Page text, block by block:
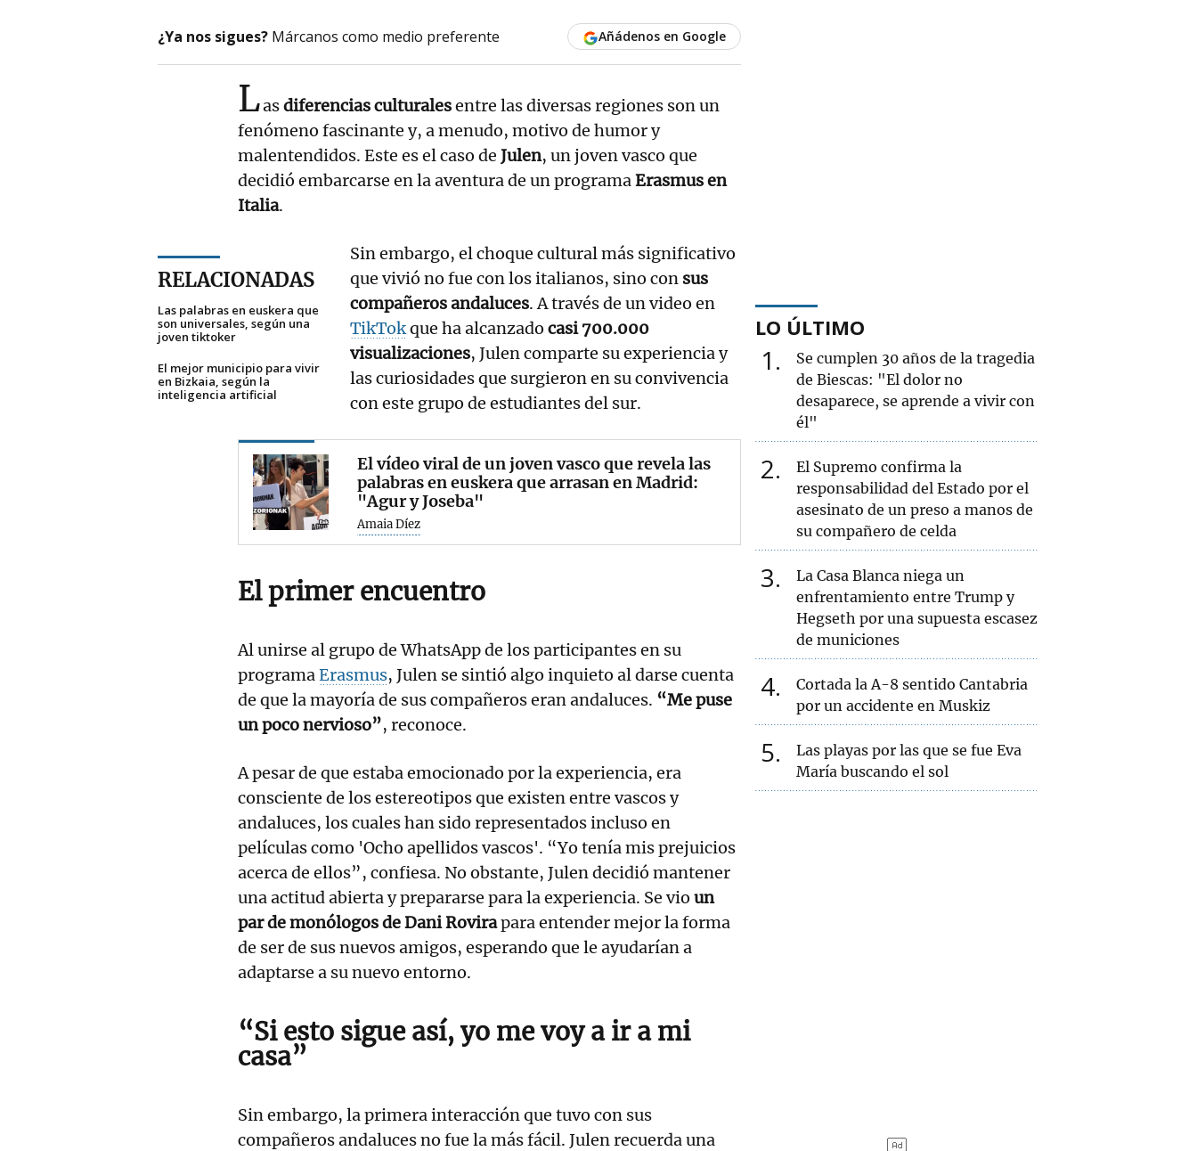
¿Ya nos sigues? Márcanos como medio preferente Añádenos en Google
Lasdiferencias culturalesentre las diversas regiones son un
fenómeno fascinante y, a menudo, motivo de humor y
malentendidos. Este es el caso de Julen, un joven vasco que
decidió embarcarse en la aventura de un programaErasmus en
Italia.
RELACIONADAS
Las palabras en euskera que
son universales, según una
joven tiktoker
El mejor municipio para vivir
en Bizkaia, según la
inteligencia artificial
Sin embargo, el choque cultural más significativo
que vivió no fue con los italianos, sino con sus
compañeros andaluces. A través de un video en
TikTokque ha alcanzado casi 700.000
visualizaciones, Julen comparte su experiencia y
las curiosidades que surgieron en su convivencia
con este grupo de estudiantes del sur.
El vídeo viral de un joven vasco que revela las
palabras en euskera que arrasan en Madrid:
"Agur y Joseba"
Amaia Díez
El primer encuentro
Al unirse al grupo de WhatsApp de los participantes en su
programaErasmus, Julen se sintió algo inquieto al darse cuenta
de que la mayoría de sus compañeros eran andaluces. “Me puse
un poco nervioso”, reconoce.
A pesar de que estaba emocionado por la experiencia, era
consciente de los estereotipos que existen entre vascos y
andaluces, los cuales han sido representados incluso en
películas como 'Ocho apellidos vascos'. “Yo tenía mis prejuicios
acerca de ellos”, confiesa. No obstante, Julen decidió mantener
una actitud abierta y prepararse para la experiencia. Se vio un
par de monólogos de Dani Rovirapara entender mejor la forma
de ser de sus nuevos amigos, esperando que le ayudarían a
adaptarse a su nuevo entorno.
“Si esto sigue así, yo me voy a ir a mi
casa”
Sin embargo, la primera interacción que tuvo con sus
compañeros andaluces no fue la más fácil. Julen recuerda una
LO ÚLTIMO
1
Se cumplen 30 años de la tragedia
de Biescas: "El dolor no
desaparece, se aprende a vivir con
él"
2
El Supremo confirma la
responsabilidad del Estado por el
asesinato de un preso a manos de
su compañero de celda
3
La Casa Blanca niega un
enfrentamiento entre Trump y
Hegseth por una supuesta escasez
de municiones
4
Cortada la A-8 sentido Cantabria
por un accidente en Muskiz
5
Las playas por las que se fue Eva
María buscando el sol